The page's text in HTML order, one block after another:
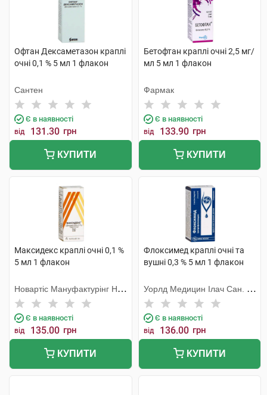
Офтан Дексаметазон краплі
очні 0,1 % 5 мл 1 флакон
Сантен
Є в наявності
від 131.30 грн
КУПИТИ
Бетофтан краплі очні 2,5 мг/
мл 5 мл 1 флакон
Фармак
Є в наявності
від 133.90 грн
КУПИТИ
Максидекс краплі очні 0,1 %
5 мл 1 флакон
Новартіс Мануфактурінг НВ,
Бельгія
Є в наявності
від 135.00 грн
КУПИТИ
Флоксимед краплі очні та
вушні 0,3 % 5 мл 1 флакон
Уорлд Медицин Ілач Сан. Ве
Тідж
Є в наявності
від 136.00 грн
КУПИТИ